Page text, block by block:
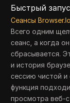
Быстрый
Сеансы
Всего одним
сеанс, а когда
сбрасывается.
и история
сессию чистой
функция
просмотра веб-